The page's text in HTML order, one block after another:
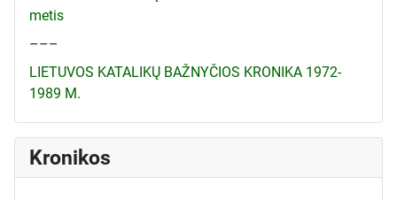
metis
–––
LIETUVOS KATALIKŲ BAŽNYČIOS KRONIKA 1972-
1989 M.
Kronikos